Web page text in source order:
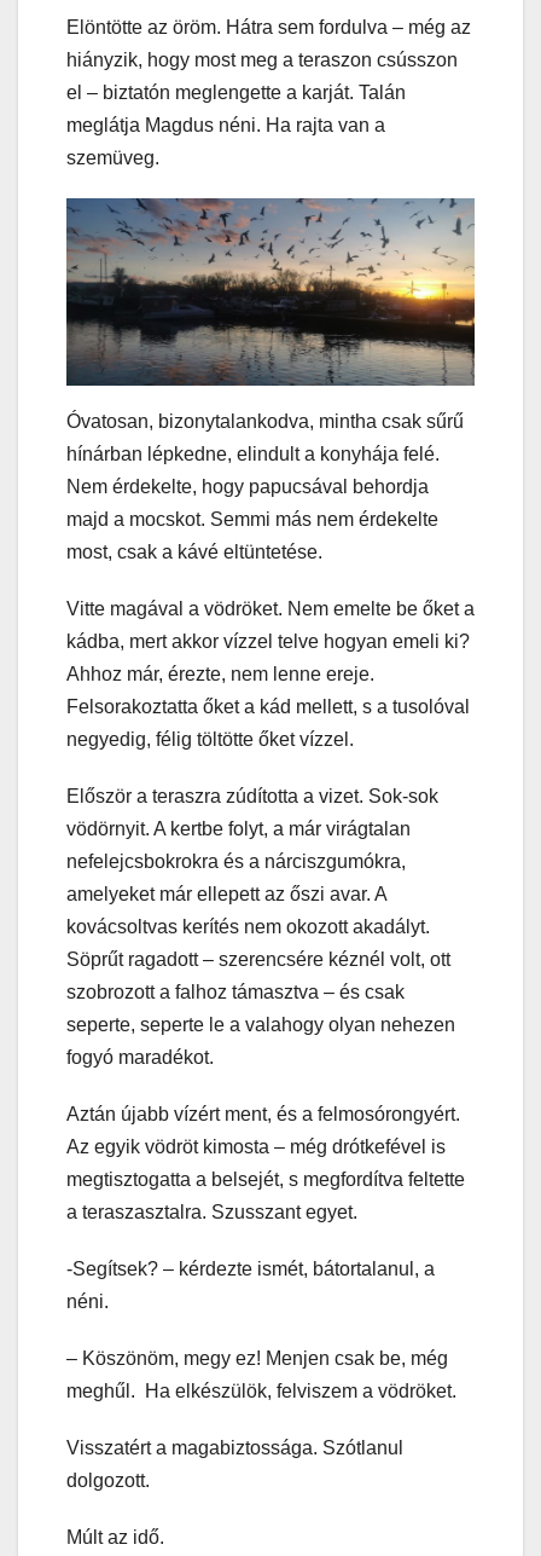
Elöntötte az öröm. Hátra sem fordulva – még az
hiányzik, hogy most meg a teraszon csússzon
el – biztatón meglengette a karját. Talán
meglátja Magdus néni. Ha rajta van a
szemüveg.
Óvatosan, bizonytalankodva, mintha csak sűrű
hínárban lépkedne, elindult a konyhája felé.
Nem érdekelte, hogy papucsával behordja
majd a mocskot. Semmi más nem érdekelte
most, csak a kávé eltüntetése.
Vitte magával a vödröket. Nem emelte be őket a
kádba, mert akkor vízzel telve hogyan emeli ki?
Ahhoz már, érezte, nem lenne ereje.
Felsorakoztatta őket a kád mellett, s a tusolóval
negyedig, félig töltötte őket vízzel.
Először a teraszra zúdította a vizet. Sok-sok
vödörnyit. A kertbe folyt, a már virágtalan
nefelejcsbokrokra és a nárciszgumókra,
amelyeket már ellepett az őszi avar. A
kovácsoltvas kerítés nem okozott akadályt.
Söprűt ragadott – szerencsére kéznél volt, ott
szobrozott a falhoz támasztva – és csak
seperte, seperte le a valahogy olyan nehezen
fogyó maradékot.
Aztán újabb vízért ment, és a felmosórongyért.
Az egyik vödröt kimosta – még drótkefével is
megtisztogatta a belsejét, s megfordítva feltette
a teraszasztalra. Szusszant egyet.
-Segítsek? – kérdezte ismét, bátortalanul, a
néni.
– Köszönöm, megy ez! Menjen csak be, még
meghűl. Ha elkészülök, felviszem a vödröket.
Visszatért a magabiztossága. Szótlanul
dolgozott.
Múlt az idő.